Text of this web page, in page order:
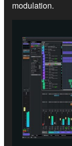
modulation.